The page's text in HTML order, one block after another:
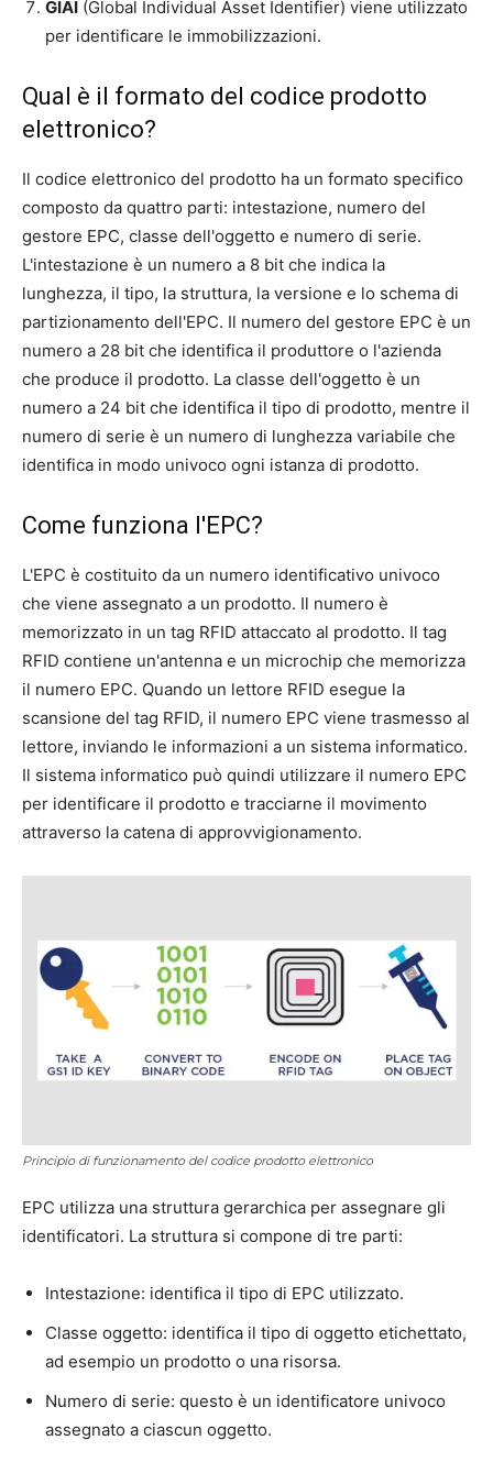
GIAI (Global Individual Asset Identifier) viene utilizzato
per identificare le immobilizzazioni.
Qual è il formato del codice prodotto
elettronico?
Il codice elettronico del prodotto ha un formato specifico
composto da quattro parti: intestazione, numero del
gestore EPC, classe dell'oggetto e numero di serie.
L'intestazione è un numero a 8 bit che indica la
lunghezza, il tipo, la struttura, la versione e lo schema di
partizionamento dell'EPC. Il numero del gestore EPC è un
numero a 28 bit che identifica il produttore o l'azienda
che produce il prodotto. La classe dell'oggetto è un
numero a 24 bit che identifica il tipo di prodotto, mentre il
numero di serie è un numero di lunghezza variabile che
identifica in modo univoco ogni istanza di prodotto.
Come funziona l'EPC?
L'EPC è costituito da un numero identificativo univoco
che viene assegnato a un prodotto. Il numero è
memorizzato in un tag RFID attaccato al prodotto. Il tag
RFID contiene un'antenna e un microchip che memorizza
il numero EPC. Quando un lettore RFID esegue la
scansione del tag RFID, il numero EPC viene trasmesso al
lettore, inviando le informazioni a un sistema informatico.
Il sistema informatico può quindi utilizzare il numero EPC
per identificare il prodotto e tracciarne il movimento
attraverso la catena di approvvigionamento.
Principio di funzionamento del codice prodotto elettronico
EPC utilizza una struttura gerarchica per assegnare gli
identificatori. La struttura si compone di tre parti:
Intestazione: identifica il tipo di EPC utilizzato.
Classe oggetto: identifica il tipo di oggetto etichettato,
ad esempio un prodotto o una risorsa.
Numero di serie: questo è un identificatore univoco
assegnato a ciascun oggetto.